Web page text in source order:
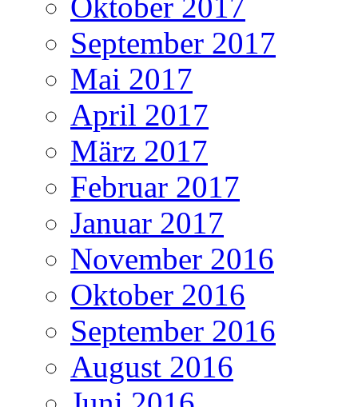
September 2017
Mai 2017
April 2017
März 2017
Februar 2017
Januar 2017
November 2016
Oktober 2016
September 2016
August 2016